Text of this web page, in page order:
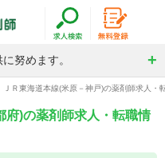
努めます。
ＪＲ東海道本線(米原－神戸)の薬剤師求人・
府)の薬剤師求人・転職情